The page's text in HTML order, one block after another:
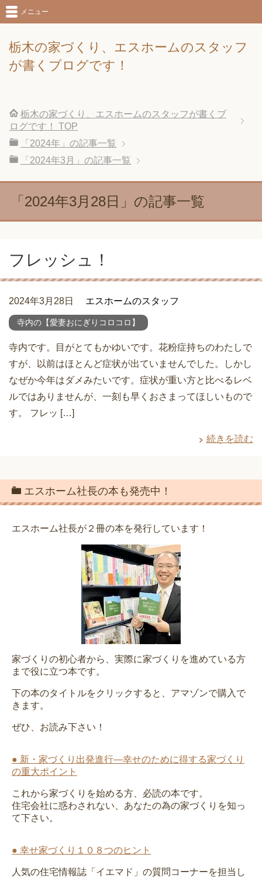
栃木の家づくり、エスホームのスタッフ
が書くブログです！
メニュー
栃木の家づくり、エスホームのスタッフが書くブ
ログです！
TOP
「2024年」の記事一覧
「2024年3月」の記事一覧
「2024年3月28日」の記事一覧
フレッシュ！
2024年3月28日 エスホームのスタッフ
寺内の【愛妻おにぎりコロコロ】
寺内です。目がとてもかゆいです。花粉症持ちのわたしで
すが、以前はほとんど症状が出ていませんでした。しかし
なぜか今年はダメみたいです。症状が重い方と比べるレベ
ルではありませんが、一刻も早くおさまってほしいもので
す。 フレッ […]
続きを読む
エスホーム社長の本も発売中！
エスホーム社長が２冊の本を発行しています！
家づくりの初心者から、実際に家づくりを進めている方
まで役に立つ本です。
下の本のタイトルをクリックすると、アマゾンで購入で
きます。
ぜひ、お読み下さい！
● 新・家づくり出発進行―幸せのために得する家づくり
の重大ポイント
これから家づくりを始める方、必読の本です。
住宅会社に惑わされない、あなたの為の家づくりを知っ
て下さい。
● 幸せ家づくり１０８つのヒント
人気の住宅情報誌「イエマド」の質問コーナーを担当し